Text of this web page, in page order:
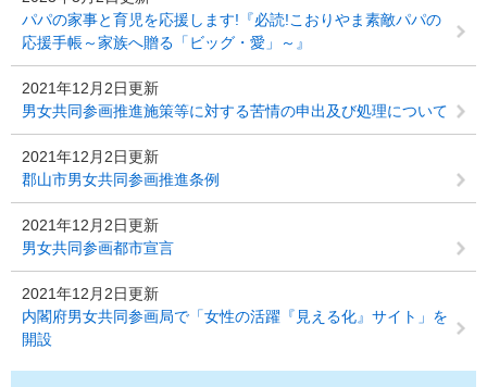
パパの家事と育児を応援します!『必読!こおりやま素敵パパの
応援手帳～家族へ贈る「ビッグ・愛」～』
2021年12月2日更新
男女共同参画推進施策等に対する苦情の申出及び処理について
2021年12月2日更新
郡山市男女共同参画推進条例
2021年12月2日更新
男女共同参画都市宣言
2021年12月2日更新
内閣府男女共同参画局で「女性の活躍『見える化』サイト」を
開設